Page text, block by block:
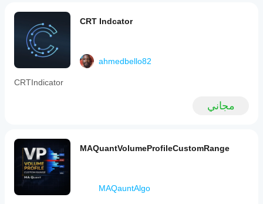
CRT Indcator
ahmedbello82
CRTIndicator
مجاني
MAQuantVolumeProfileCustomRange
MAQauntAlgo